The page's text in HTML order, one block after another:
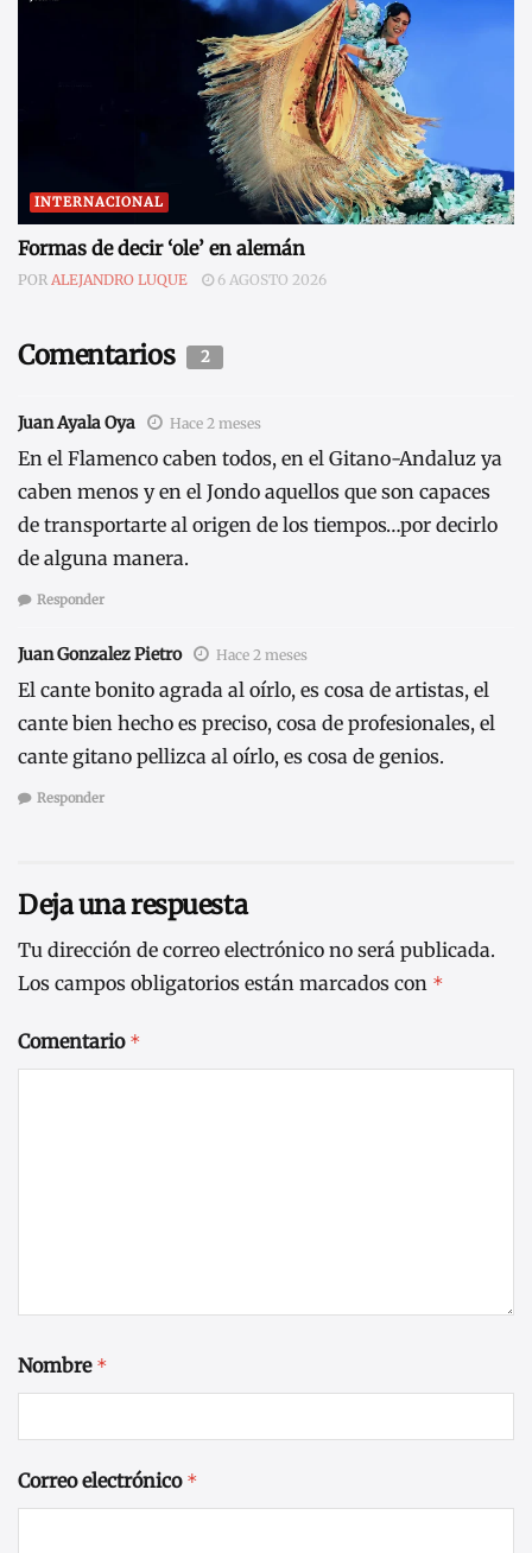
INTERNACIONAL
Formas de decir ‘ole’ en alemán
POR ALEJANDRO LUQUE 6 AGOSTO 2026
Comentarios 2
Juan Ayala Oya Hace 2 meses
En el Flamenco caben todos, en el Gitano-Andaluz ya
caben menos y en el Jondo aquellos que son capaces
de transportarte al origen de los tiempos…por decirlo
de alguna manera.
Responder
Juan Gonzalez Pietro Hace 2 meses
El cante bonito agrada al oírlo, es cosa de artistas, el
cante bien hecho es preciso, cosa de profesionales, el
cante gitano pellizca al oírlo, es cosa de genios.
Responder
Deja una respuesta
Tu dirección de correo electrónico no será publicada.
Los campos obligatorios están marcados con *
Comentario *
Nombre *
Correo electrónico *